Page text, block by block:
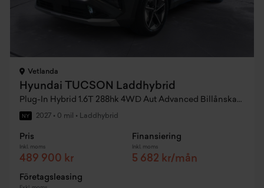
Vetlanda
Hyundai TUCSON Laddhybrid
Plug-In Hybrid 1.6T 288hk 4WD Aut Advanced Billånskampanj
NY 2027 • 0 mil • Laddhybrid
Pris
Inkl. moms
489 900 kr
Finansiering
Inkl. moms
5 682 kr/mån
Företagsleasing